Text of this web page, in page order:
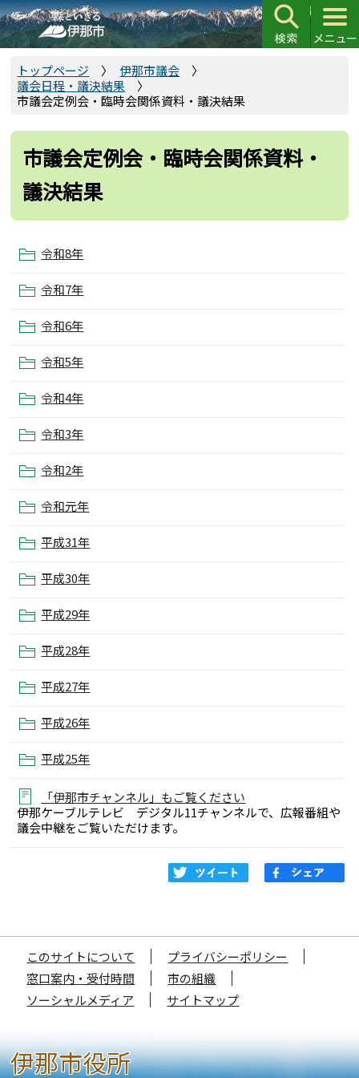
こ
の
ペ
先
トップページ
伊那市議会
議会日程・議決結果
市議会定例会・臨時会関係資料・議決結果
市議会定例会・臨時会関係資料・
議決結果
令和8年
令和7年
令和6年
令和5年
令和4年
令和3年
令和2年
令和元年
平成31年
平成30年
平成29年
平成28年
平成27年
平成26年
平成25年
「伊那市チャンネル」もご覧ください
伊那ケーブルテレビ デジタル11チャンネルで、広報番組や
議会中継をご覧いただけます。
このサイトについて
プライバシーポリシー
窓口案内・受付時間
市の組織
ソーシャルメディア
サイトマップ
伊那市役所